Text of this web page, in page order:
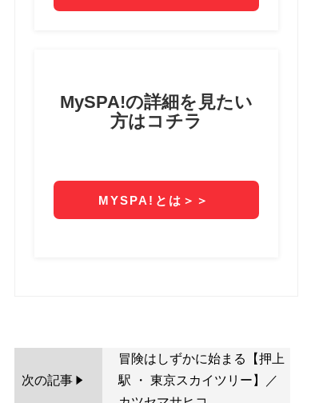
次の記事
冒険はしずかに始まる【押上
駅 ・ 東京スカイツリー】／